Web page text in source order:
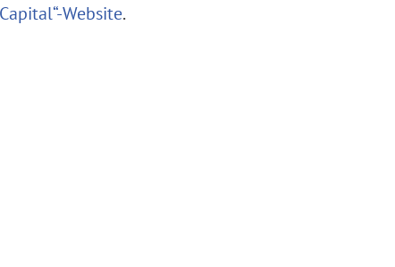
Website.